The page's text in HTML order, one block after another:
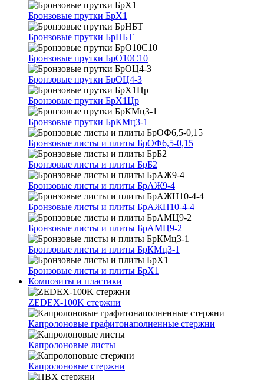
Бронзовые прутки БрХ1
Бронзовые прутки БрНБТ
Бронзовые прутки БрО10С10
Бронзовые прутки БрОЦ4-3
Бронзовые прутки БрХ1Цр
Бронзовые прутки БрКМц3-1
Бронзовые листы и плиты БрОФ6,5-0,15
Бронзовые листы и плиты БрБ2
Бронзовые листы и плиты БрАЖ9-4
Бронзовые листы и плиты БрАЖН10-4-4
Бронзовые листы и плиты БрАМЦ9-2
Бронзовые листы и плиты БрКМц3-1
Бронзовые листы и плиты БрХ1
Композиты и пластики
ZEDEX-100K стержни
Капролоновые графитонаполненные стержни
Капролоновые листы
Капролоновые стержни